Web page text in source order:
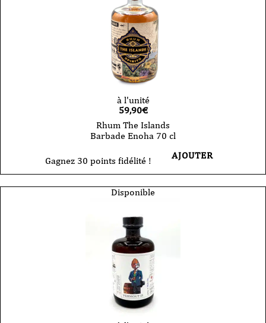
à l'unité
59,90€
Rhum The Islands
Barbade Enoha 70 cl
Gagnez 30 points fidélité ! AJOUTER
Disponible